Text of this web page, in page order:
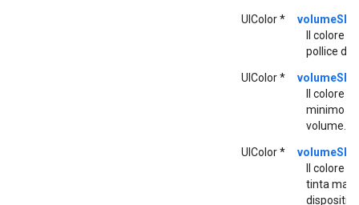
UIColor *
Il colore
pollice
UIColor *
Il colore
minimo
volume.
UIColor *
Il colore
tinta